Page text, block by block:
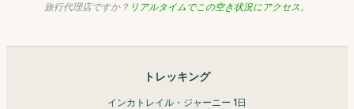
旅行代理店ですか？ リアルタイムでこの空き状況にアクセス。
トレッキング
インカトレイル・ジャーニー 1日